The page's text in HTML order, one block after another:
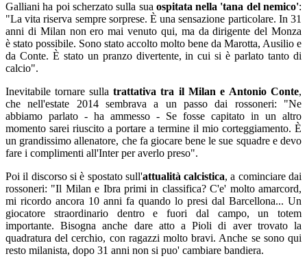
Galliani ha poi scherzato sulla sua ospitata nella 'tana del nemico':
"La vita riserva sempre sorprese. È una sensazione particolare. In 31
anni di Milan non ero mai venuto qui, ma da dirigente del Monza
è stato possibile. Sono stato accolto molto bene da Marotta, Ausilio e
da Conte. È stato un pranzo divertente, in cui si è parlato tanto di
calcio".
Inevitabile tornare sullatrattativa tra il Milan e Antonio Conte,
che nell'estate 2014 sembrava a un passo dai rossoneri: "Ne
abbiamo parlato - ha ammesso - Se fosse capitato in un altro
momento sarei riuscito a portare a termine il mio corteggiamento. È
un grandissimo allenatore, che fa giocare bene le sue squadre e devo
fare i complimenti all'Inter per averlo preso".
Poi il discorso si è spostato sull'attualità calcistica, a cominciare dai
rossoneri: "Il Milan e Ibra primi in classifica? C'e' molto amarcord,
mi ricordo ancora 10 anni fa quando lo presi dal Barcellona... Un
giocatore straordinario dentro e fuori dal campo, un totem
importante. Bisogna anche dare atto a Pioli di aver trovato la
quadratura del cerchio, con ragazzi molto bravi. Anche se sono qui
resto milanista, dopo 31 anni non si puo' cambiare bandiera.